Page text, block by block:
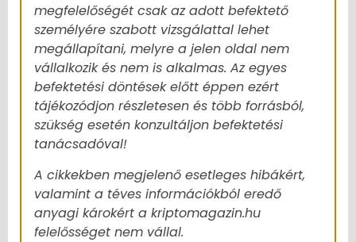
megfelelőségét csak az adott befektető
személyére szabott vizsgálattal lehet
megállapítani, melyre a jelen oldal nem
vállalkozik és nem is alkalmas. Az egyes
befektetési döntések előtt éppen ezért
tájékozódjon részletesen és több forrásból,
szükség esetén konzultáljon befektetési
tanácsadóval!
A cikkekben megjelenő esetleges hibákért,
valamint a téves információkból eredő
anyagi károkért a kriptomagazin.hu
felelősséget nem vállal.